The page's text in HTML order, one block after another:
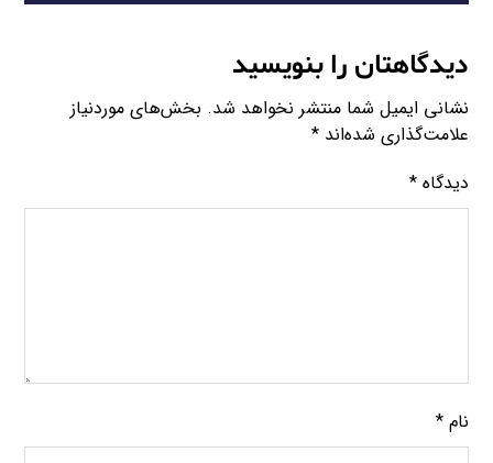
دیدگاهتان را بنویسید
نشانی ایمیل شما منتشر نخواهد شد. بخش‌های موردنیاز
علامت‌گذاری شده‌اند*
دیدگاه*
نام*